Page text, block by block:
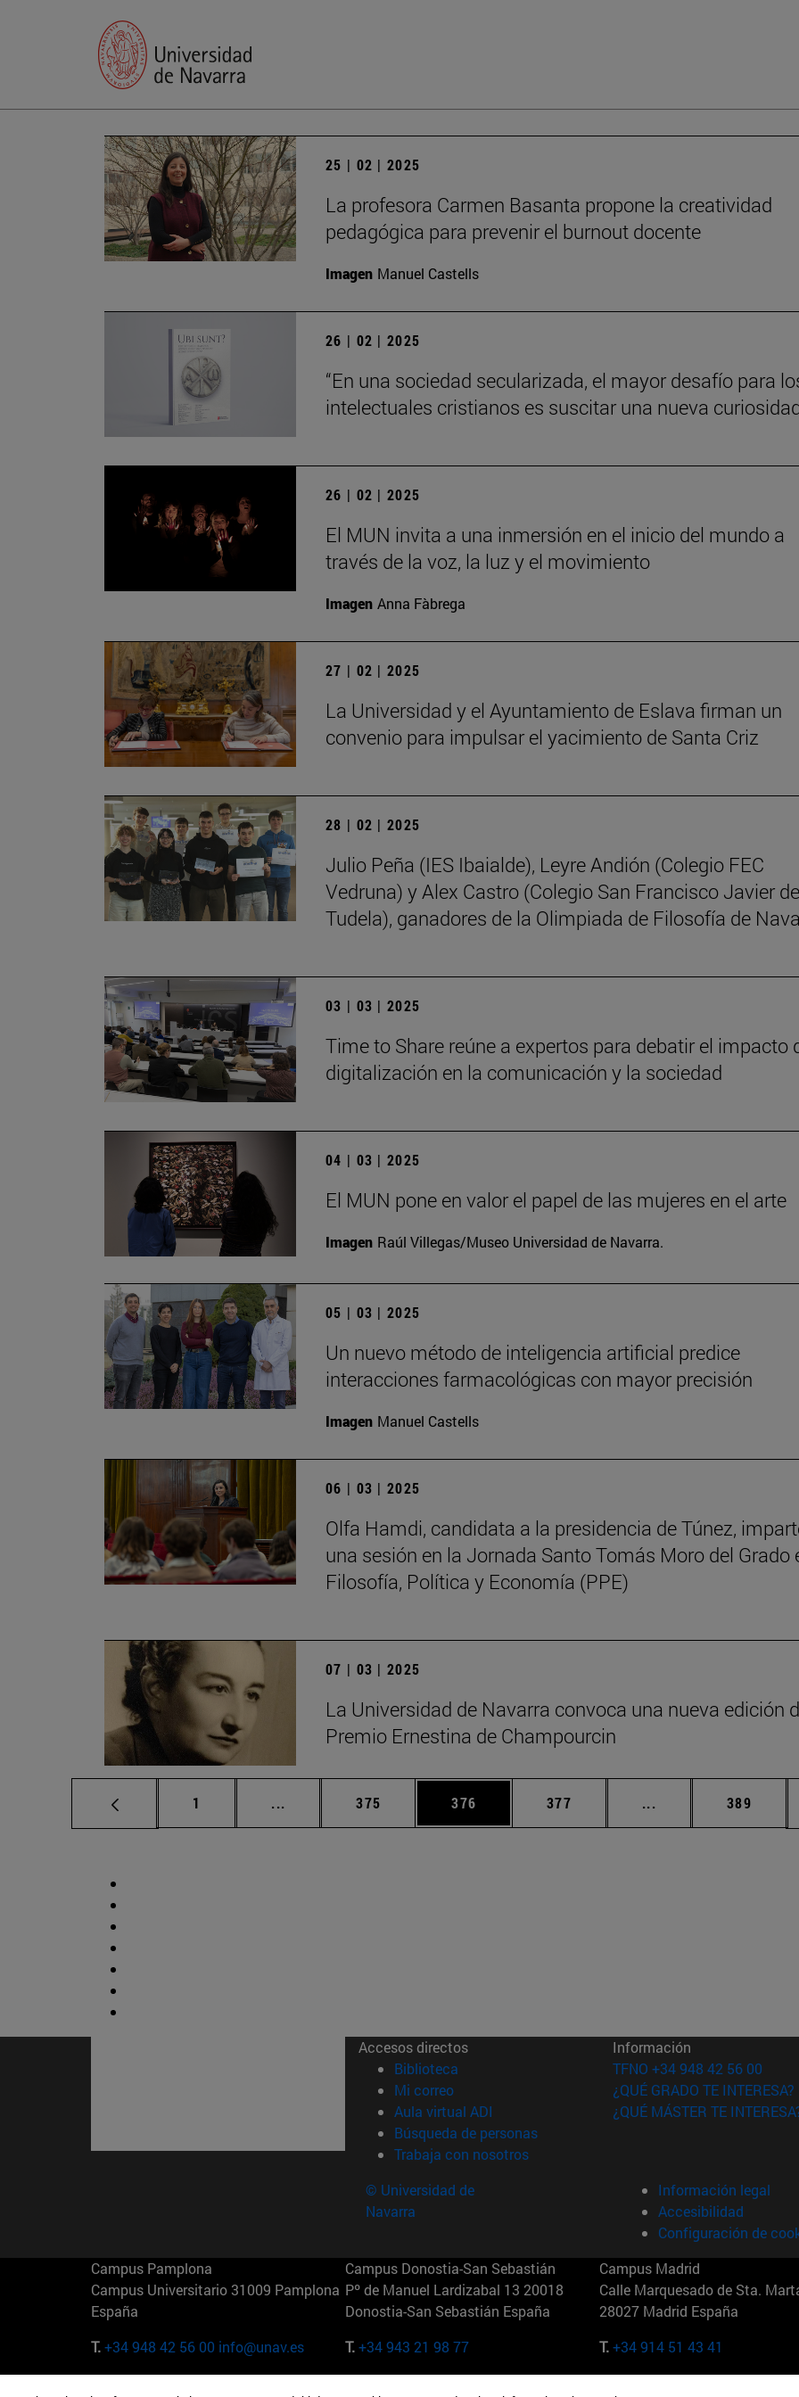
25 | 02 | 2025
La profesora Carmen Basanta propone la creatividad
pedagógica para prevenir el burnout docente
Imagen Manuel Castells
26 | 02 | 2025
“En una sociedad secularizada, el mayor desafío para
intelectuales cristianos es suscitar una nueva
26 | 02 | 2025
El MUN invita a una inmersión en el inicio del mundo a
través de la voz, la luz y el movimiento
Imagen Anna Fàbrega
27 | 02 | 2025
La Universidad y el Ayuntamiento de Eslava firman un
convenio para impulsar el yacimiento de Santa Criz
28 | 02 | 2025
Julio Peña (IES Ibaialde), Leyre Andión (Colegio FEC
Vedruna) y Alex Castro (Colegio San Francisco Javier de
Tudela), ganadores de la Olimpiada de Filosofía de
03 | 03 | 2025
Time to Share reúne a expertos para debatir el impacto
digitalización en la comunicación y la sociedad
04 | 03 | 2025
El MUN pone en valor el papel de las mujeres en el arte
Imagen Raúl Villegas/Museo Universidad de Navarra.
05 | 03 | 2025
Un nuevo método de inteligencia artificial predice
interacciones farmacológicas con mayor precisión
Imagen Manuel Castells
06 | 03 | 2025
Olfa Hamdi, candidata a la presidencia de Túnez,
una sesión en la Jornada Santo Tomás Moro del Grado
Filosofía, Política y Economía (PPE)
07 | 03 | 2025
La Universidad de Navarra convoca una nueva edición
Premio Ernestina de Champourcin
Página
1 ... Páginas intermedias Use TAB para desplazarse.
Página
375 Página
376 Página
377 ... Páginas Página
389
Accesos directos
Biblioteca (abre en nueva ventana)
Mi correo(abre en nueva ventana)
Aula virtual ADI (abre en nueva ventana)
Búsqueda de personas(abre en nueva ventana)
Trabaja con nosotros(abre en nueva ventana)
Información
TFNO +34 948 42 56 00
¿QUÉ GRADO TE INTERESA?
¿QUÉ MÁSTER TE
© Universidad de
Navarra
Información legal
Accesibilidad
Configuración de
Campus Pamplona
Campus Universitario 31009 Pamplona
España
T.+34 948 42 56 00 info@unav.es
Campus Donostia-San Sebastián
Pº de Manuel Lardizabal 13 20018
Donostia-San Sebastián España
T.+34 943 21 98 77
Campus Madrid
Calle Marquesado de Sta.
28027 Madrid España
T.+34 914 51 43 41